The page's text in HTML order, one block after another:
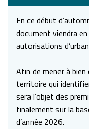
En ce début
document viendra
autorisations
Afin de mener à
territoire qui
sera l’objet des
finalement sur la
d’année 2026.